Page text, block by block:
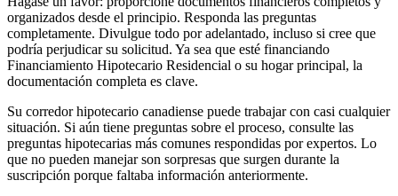
organizados desde el principio. Responda las preguntas
completamente. Divulgue todo por adelantado, incluso si cree que
podría perjudicar su solicitud. Ya sea que esté financiando
Financiamiento Hipotecario Residencial o su hogar principal, la
documentación completa es clave.
Su corredor hipotecario canadiense puede trabajar con casi cualquier
situación. Si aún tiene preguntas sobre el proceso, consulte las
preguntas hipotecarias más comunes respondidas por expertos. Lo
que no pueden manejar son sorpresas que surgen durante la
suscripción porque faltaba información anteriormente.